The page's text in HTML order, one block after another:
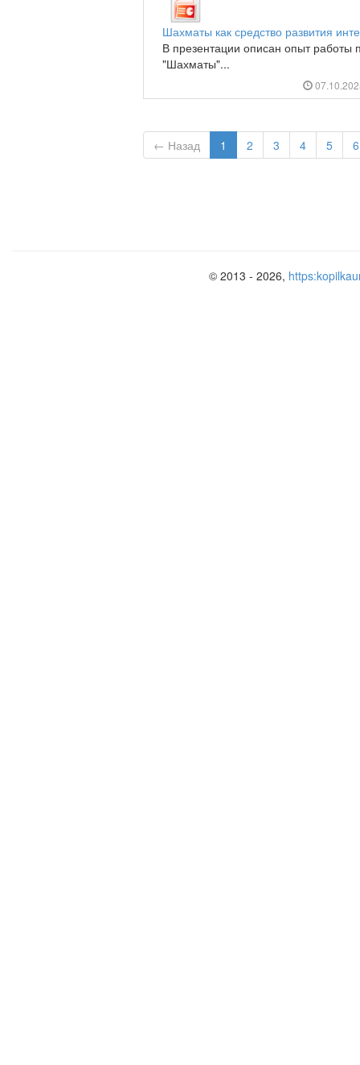
Шахматы как средство развития
В презентации описан опыт работы
"Шахматы"...
← Назад 1 2 3 4 5 6
© 2013 - 2026,